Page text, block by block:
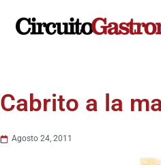
Cabrito a la
Agosto 24, 2011